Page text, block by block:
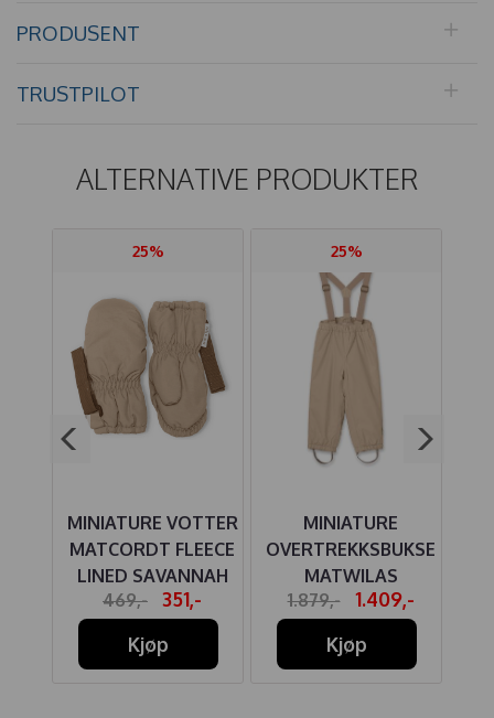
PRODUSENT
TRUSTPILOT
ALTERNATIVE PRODUKTER
25%
MINIATURE VOTTER
MATCORDT FLEECE
LINED SAVANNAH
TAN
469,-
351,-
Kjøp
25%
MINIATURE
OVERTREKKSBUKSE
MATWILAS
SAVANNAH TAN
1.879,-
1.409,-
Kjøp